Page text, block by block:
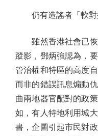
仍有造謠者「軟對
雖然香港社會已恢
蹤影，鄧炳強認為，
管治權和特區的高度
而非的錯誤訊息煽動
曲兩地器官配對的政
如，有人特地利用城
書，企圖引起市民對